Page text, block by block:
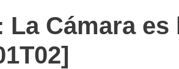
La Cámara